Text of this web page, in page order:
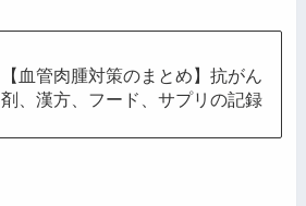
【血管肉腫対策のまとめ】抗がん
剤、漢方、フード、サプリの記録